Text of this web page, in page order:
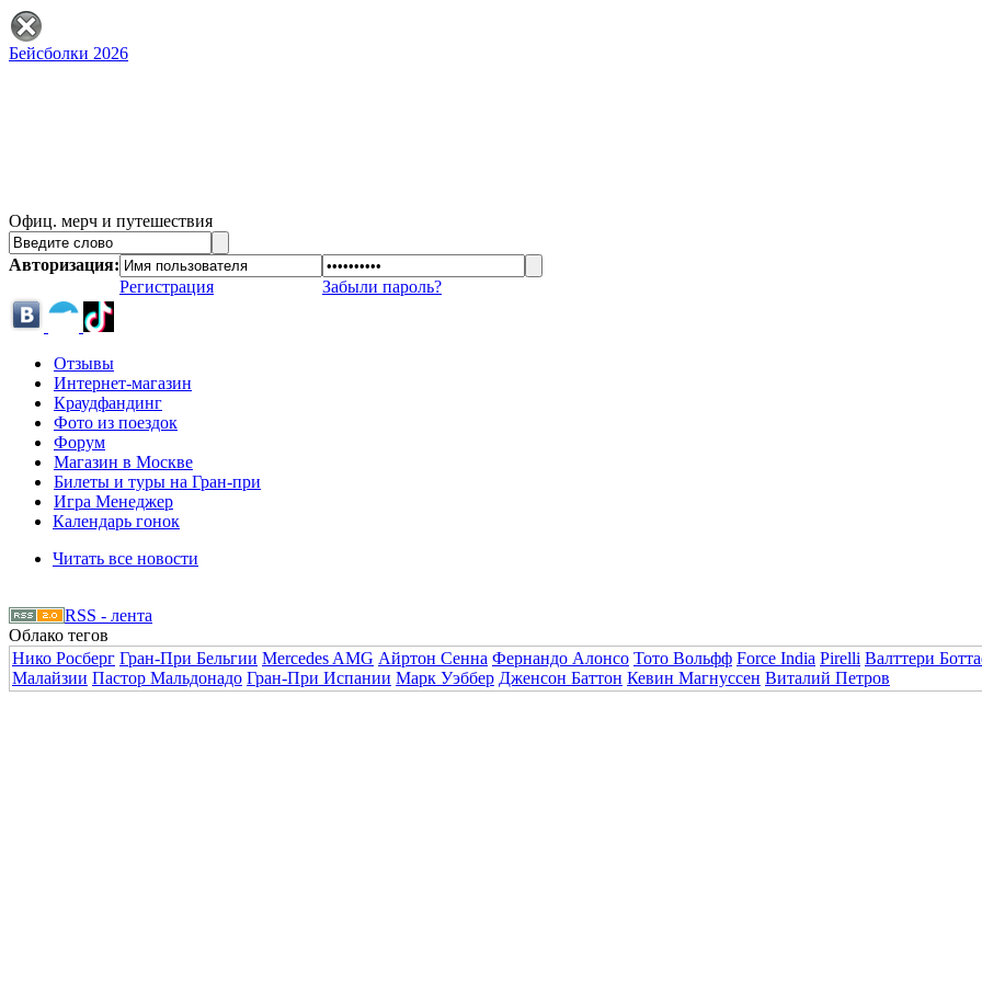
Бейсболки 2026
Офиц. мерч и путешествия
Авторизация:
Регистрация
Забыли пароль?
Отзывы
Интернет-магазин
Краудфандинг
Фото из поездок
Форум
Магазин в Москве
Билеты и туры на Гран-при
Игра Менеджер
Календарь гонок
Читать все новости
RSS - лента
Облако тегов
Нико Росберг Гран-При Бельгии Mercedes AMG Айртон Сенна Фернандо Алонсо Тото Вольфф Force India Pirelli Валттери
Малайзии Пастор Мальдонадо Гран-При Испании Марк Уэббер Дженсон Баттон Кевин Магнуссен Виталий Петров